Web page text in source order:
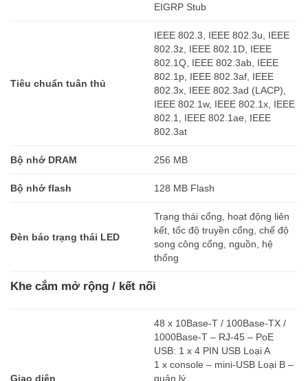
EIGRP Stub
Tiêu chuẩn tuân thủ
IEEE 802.3, IEEE 802.3u, IEEE
802.3z, IEEE 802.1D, IEEE
802.1Q, IEEE 802.3ab, IEEE
802.1p, IEEE 802.3af, IEEE
802.3x, IEEE 802.3ad (LACP),
IEEE 802.1w, IEEE 802.1x, IEEE
802.1, IEEE 802.1ae, IEEE
802.3at
Bộ nhớ DRAM 256 MB
Bộ nhớ flash 128 MB Flash
Đèn báo trạng thái LED
Trạng thái cổng, hoạt động liên
kết, tốc độ truyền cổng, chế độ
song công cổng, nguồn, hệ
thống
Khe cắm mở rộng / kết nối
Giao diện
48 x 10Base-T / 100Base-TX /
1000Base-T – RJ-45 – PoE
USB: 1 x 4 PIN USB Loại A
1 x console – mini-USB Loại B –
quản lý